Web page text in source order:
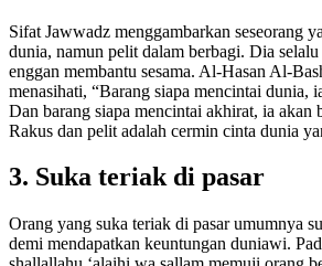
Sifat Jawwadz menggambarkan seseorang
dunia, namun pelit dalam berbagi. Dia
enggan membantu sesama. Al-Hasan Al-
menasihati, “Barang siapa mencintai dunia,
Dan barang siapa mencintai akhirat, ia akan
Rakus dan pelit adalah cermin cinta dunia
3. Suka teriak di pasar
Orang yang suka teriak di pasar umumnya
demi mendapatkan keuntungan duniawi.